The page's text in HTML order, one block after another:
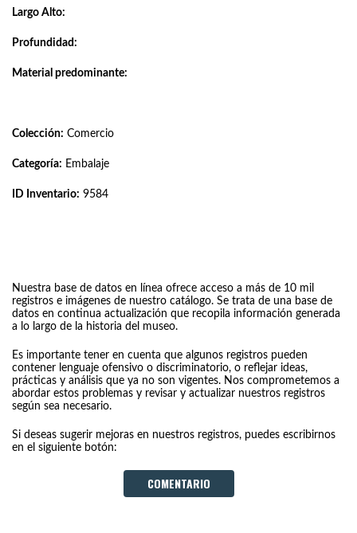
Largo Alto:
Profundidad:
Material predominante:
Colección: Comercio
Categoría: Embalaje
ID Inventario: 9584
Nuestra base de datos en línea ofrece acceso a más de 10 mil
registros e imágenes de nuestro catálogo. Se trata de una base de
datos en continua actualización que recopila información generada
a lo largo de la historia del museo.
Es importante tener en cuenta que algunos registros pueden
contener lenguaje ofensivo o discriminatorio, o reflejar ideas,
prácticas y análisis que ya no son vigentes. Nos comprometemos a
abordar estos problemas y revisar y actualizar nuestros registros
según sea necesario.
Si deseas sugerir mejoras en nuestros registros, puedes escribirnos
en el siguiente botón:
COMENTARIO